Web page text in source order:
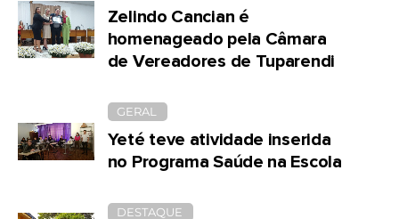
Zelindo Cancian é
homenageado pela Câmara
de Vereadores de Tuparendi
GERAL
Yeté teve atividade inserida
no Programa Saúde na Escola
DESTAQUE